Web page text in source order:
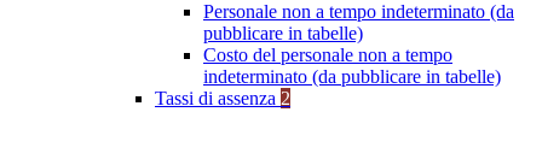
Personale non a tempo indeterminato (da
pubblicare in tabelle)
Costo del personale non a tempo
indeterminato (da pubblicare in tabelle)
Tassi di assenza 2